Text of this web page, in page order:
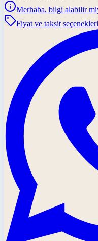
Merhaba, bilgi alabilir
Fiyat ve taksit seçenekleri